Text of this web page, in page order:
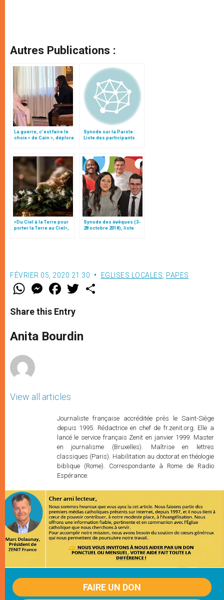
Autres Publications :
La guerre, c’est faire le
choix « de Caïn », déplore
Synode sur la Parole :
Liste des participants
«Du Ciel à la Terre pour
porter la Terre au Ciel»,
Synode des évêques (3-
28 octobre 2018), liste
FÉVRIER 05, 2020 21:30 EGLISES LOCALES, PAPES
W
t
s
p
p
M
e
s
e
g
e
F
a
e
b
o
k
w
r
Share this Entry
Anita Bourdin
View all articles
Journaliste française accréditée près le Saint-Siège
depuis 1995. Rédactrice en chef de fr.zenit.org. Elle a
lancé le service français Zenit en janvier 1999. Master
en journalisme (Bruxelles). Maîtrise en lettres
classiques (Paris). Habilitation au doctorat en théologie
biblique (Rome). Correspondante à Rome de Radio
Espérance.
FAIRE UN DON